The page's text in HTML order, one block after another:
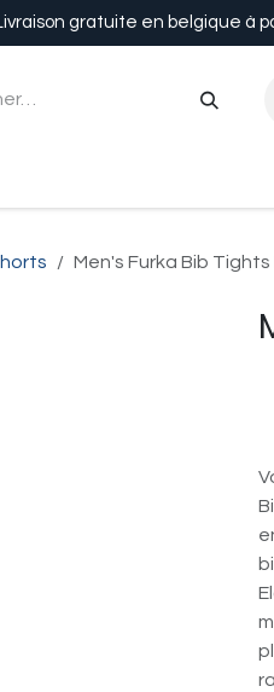
gratuite en belgique à
Men's Furka Bib Tights